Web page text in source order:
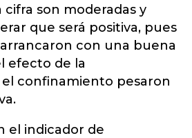
son moderadas y
que será positiva, pues
con una buena
efecto de la
confinamiento pesaron
el indicador de